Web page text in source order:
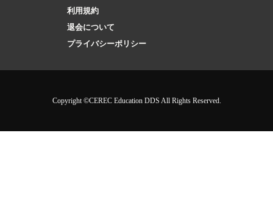
利用規約
退会について
プライバシーポリシー
Copyright ©CEREC Education DDS All Rights Reserved.